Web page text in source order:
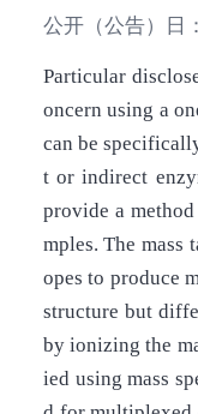
公开（公告）日：
Particular
oncern using a
can be
t or indirect
provide a
mples. The mass
opes to produce
structure but
by ionizing the
ied using mass